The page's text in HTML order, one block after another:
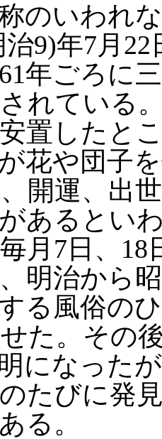
のいわれ
治9)年7月
年ごろに
れている
置したと
花や団子
開運、出
あるとい
月7日、18
明治から
る風俗の
た。その
になった
たびに発
る。